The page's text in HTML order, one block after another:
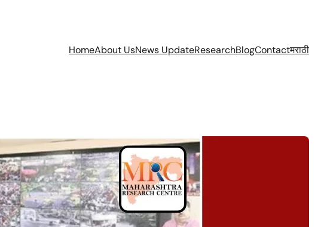
HomeAbout UsNews UpdateResearchBlogContactमराठी